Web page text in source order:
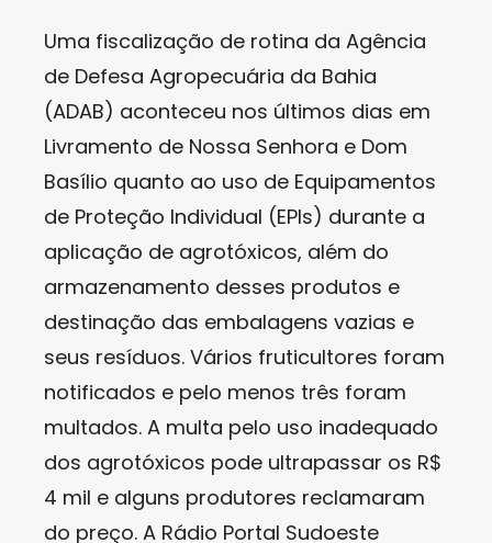
Uma fiscalização de rotina da Agência
de Defesa Agropecuária da Bahia
(ADAB) aconteceu nos últimos dias em
Livramento de Nossa Senhora e Dom
Basílio quanto ao uso de Equipamentos
de Proteção Individual (EPIs) durante a
aplicação de agrotóxicos, além do
armazenamento desses produtos e
destinação das embalagens vazias e
seus resíduos. Vários fruticultores foram
notificados e pelo menos três foram
multados. A multa pelo uso inadequado
dos agrotóxicos pode ultrapassar os R$
4 mil e alguns produtores reclamaram
do preço. A Rádio Portal Sudoeste